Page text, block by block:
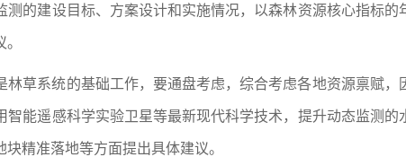
的建设目标、方案设计和实施情况，以森林资源核心指标
林草系统的基础工作，要通盘考虑，综合考虑各地资源禀赋
能遥感科学实验卫星等最新现代科学技术，提升动态监测
精准落地等方面提出具体建议。